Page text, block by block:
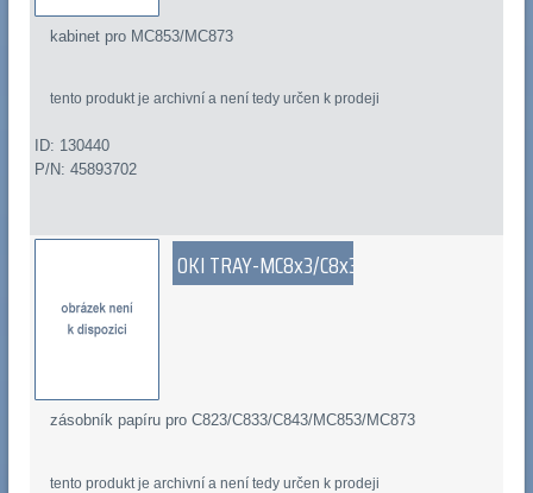
kabinet pro MC853/MC873
tento produkt je archivní a není tedy určen k prodeji
ID: 130440
P/N: 45893702
OKI TRAY-MC8x3/C8x3
zásobník papíru pro C823/C833/C843/MC853/MC873
tento produkt je archivní a není tedy určen k prodeji